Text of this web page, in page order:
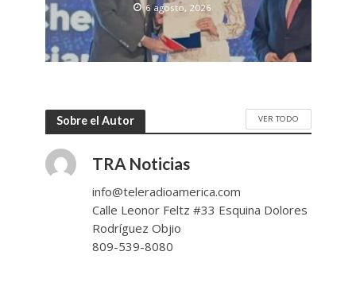
6 agosto, 2026
Sobre el Autor VER TODO
TRA Noticias
info@teleradioamerica.com
Calle Leonor Feltz #33 Esquina Dolores
Rodríguez Objio
809-539-8080